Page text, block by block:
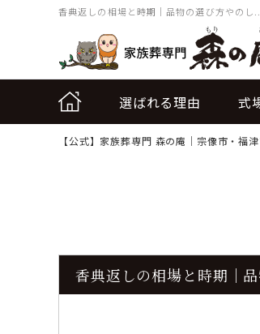
香典返しの相場と時期｜品物の選び方やの
選ばれる理由 式
【公式】家族葬専門 森の庵｜宗像市・福
香典返しの相場と時期｜